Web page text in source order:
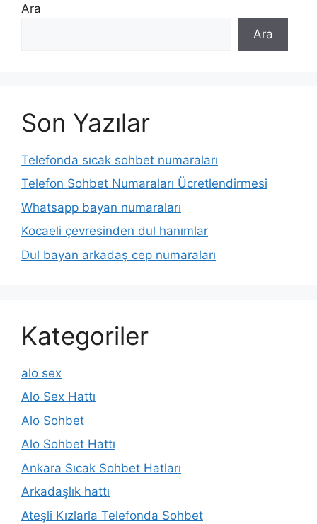
Ara
Ara
Son Yazılar
Telefonda sıcak sohbet numaraları
Telefon Sohbet Numaraları Ücretlendirmesi
Whatsapp bayan numaraları
Kocaeli çevresinden dul hanımlar
Dul bayan arkadaş cep numaraları
Kategoriler
alo sex
Alo Sex Hattı
Alo Sohbet
Alo Sohbet Hattı
Ankara Sıcak Sohbet Hatları
Arkadaşlık hattı
Ateşli Kızlarla Telefonda Sohbet